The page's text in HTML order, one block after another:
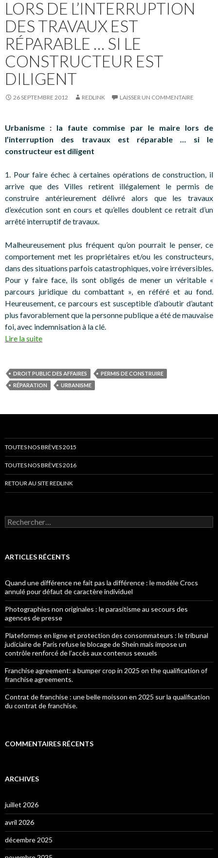
LORS DE L’INTERRUPTION
DES TRAVAUX EST
RÉPARABLE … SI LE
CONSTRUCTEUR EST
DILIGENT
26 SEPTEMBRE 2012 REDLINK LAISSER UN COMMENTAIRE
Urbanisme : la faute commise par le maire lors de
l’interruption des travaux est réparable … si le
constructeur est diligent
1. Pour faire échec à certaines opérations de construction, il
arrive que des Villes retirent illégalement le permis de
construire antérieurement délivré alors que les travaux
d’exécution sont en cours et qu’elles doublent ce retrait d’un
arrêté interruptif de travaux.
Malheureusement plus fréquent qu’on pourrait le penser, ce
comportement met les propriétaires et/ou les constructeurs,
dans des situations parfois catastrophiques, voire irréversibles.
Pour y faire face, ils sont obligés de mener un véritable «
parcours juridique du combattant », en référé et au fond.
Heureusement, ce parcours est susceptible d’aboutir d’autant
plus favorablement que la personne publique a été de mauvaise
foi, avec indemnisation à la clé.
Lire la suite
DROIT PUBLIC DES AFFAIRES
PERMIS DE CONSTRUIRE
RÉPARATION
URBANISME
TOUTES NOS BRÈVES 2015
TOUTES NOS BRÈVES 2016
RETOUR AU SITE REDLINK
Rechercher :
ARTICLES RÉCENTS
Quand une différence ne fait pas la différence : le modèle Crocs
annulé pour défaut de caractère individuel
Photographies non originales : le parasitisme au secours des
agences de presse
Plateformes en ligne et protection des consommateurs : le tribunal
judiciaire de Paris refuse le blocage de Shein mais impose un
contrôle renforcé de l’accès aux contenus sexuels
Franchise agreement: a bumper crop in 2025 on the qualification of
franchise agreements.
Contrat de franchise : une belle moisson en 2025 sur la qualification
du contrat de franchise.
COMMENTAIRES RÉCENTS
ARCHIVES
juillet 2026
avril 2026
décembre 2025